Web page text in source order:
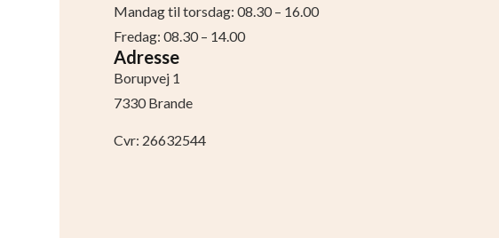
Mandag til torsdag: 08.30 – 16.00
Fredag: 08.30 – 14.00
Adresse
Borupvej 1
7330 Brande
Cvr: 26632544